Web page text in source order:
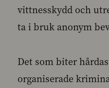
vittnesskydd och
ta i bruk anonym
Det som biter
organiserade